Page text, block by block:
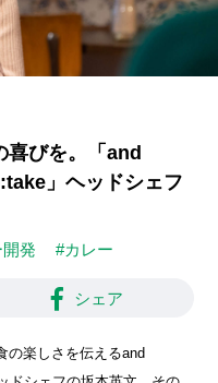
喜びを。「and
」ヘッドシェフ
発 #カレー
シェア
の楽しさを伝えるand